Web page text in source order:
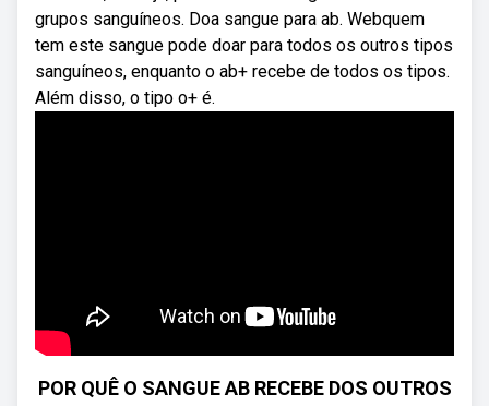
grupos sanguíneos. Doa sangue para ab. Webquem
tem este sangue pode doar para todos os outros tipos
sanguíneos, enquanto o ab+ recebe de todos os tipos.
Além disso, o tipo o+ é.
POR QUÊ O SANGUE AB RECEBE DOS OUTROS